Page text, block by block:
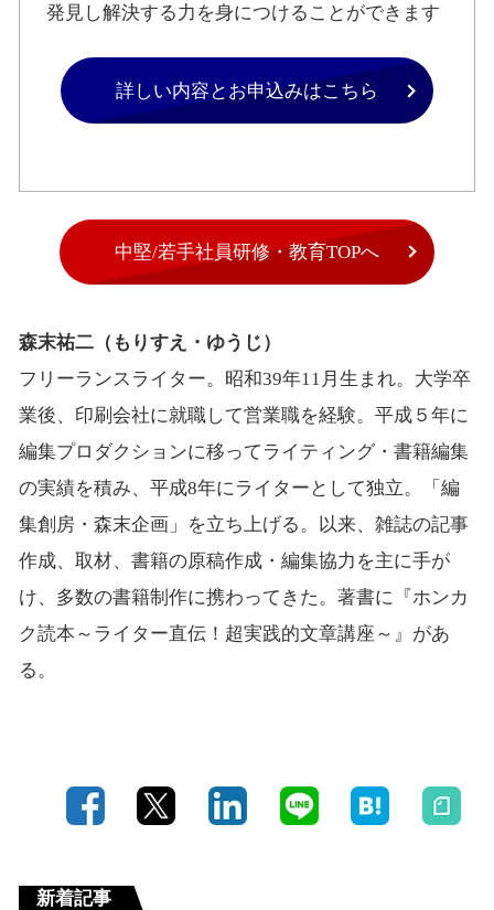
発見し解決する力を身につけることができます
詳しい内容とお申込みはこちら
中堅/若手社員研修・教育TOPへ
森末祐二（もりすえ・ゆうじ）
フリーランスライター。昭和39年11月生まれ。大学卒
業後、印刷会社に就職して営業職を経験。平成５年に
編集プロダクションに移ってライティング・書籍編集
の実績を積み、平成8年にライターとして独立。「編
集創房・森末企画」を立ち上げる。以来、雑誌の記事
作成、取材、書籍の原稿作成・編集協力を主に手が
け、多数の書籍制作に携わってきた。著書に『ホンカ
ク読本～ライター直伝！超実践的文章講座～』があ
る。
新着記事